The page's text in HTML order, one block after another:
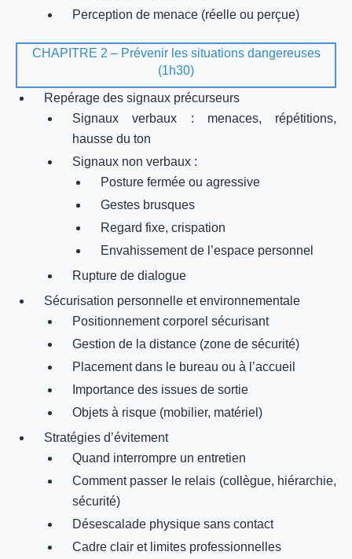
Perception de menace (réelle ou perçue)
CHAPITRE 2 – Prévenir les situations dangereuses
(1h30)
Repérage des signaux précurseurs
Signaux verbaux : menaces, répétitions,
hausse du ton
Signaux non verbaux :
Posture fermée ou agressive
Gestes brusques
Regard fixe, crispation
Envahissement de l’espace personnel
Rupture de dialogue
Sécurisation personnelle et environnementale
Positionnement corporel sécurisant
Gestion de la distance (zone de sécurité)
Placement dans le bureau ou à l’accueil
Importance des issues de sortie
Objets à risque (mobilier, matériel)
Stratégies d’évitement
Quand interrompre un entretien
Comment passer le relais (collègue, hiérarchie,
sécurité)
Désescalade physique sans contact
Cadre clair et limites professionnelles